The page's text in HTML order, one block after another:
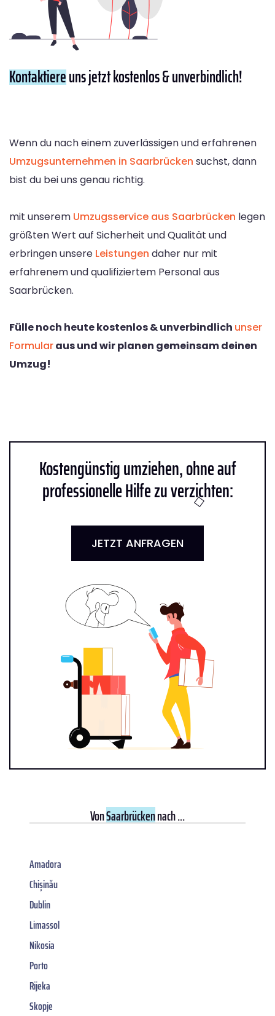
Kontaktiereuns jetzt kostenlos & unverbindlich!
Wenn du nach einem zuverlässigen und erfahrenen
Umzugsunternehmen in Saarbrücken suchst, dann
bist du bei uns genau richtig.
mit unserem Umzugsservice aus Saarbrücken legen
größten Wert auf Sicherheit und Qualität und
erbringen unsere Leistungen daher nur mit
erfahrenem und qualifiziertem Personal aus
Saarbrücken.
Fülle noch heute kostenlos & unverbindlich unser
Formularaus und wir planen gemeinsam deinen
Umzug!
Kostengünstig umziehen, ohne auf
professionelle Hilfe zu verzichten:
JETZT ANFRAGEN
VonSaarbrückennach ...
Amadora
Chișinău
Dublin
Limassol
Nikosia
Porto
Rijeka
Skopje